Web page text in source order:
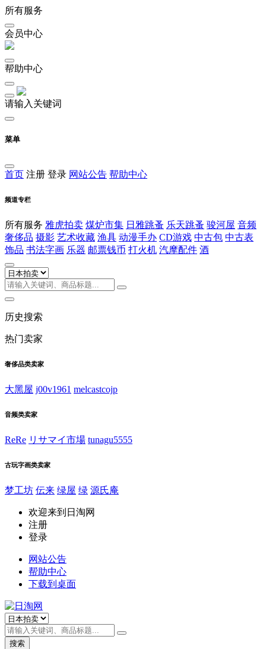
所有服务
会员中心
帮助中心
请输入关键词
菜单
首页 注册 登录 网站公告 帮助中心
频道专栏
所有服务 雅虎拍卖 煤炉市集 日雅跳蚤 乐天跳蚤 骏河屋 音频
奢侈品 摄影 艺术收藏 渔具 动漫手办 CD游戏 中古包 中古表
饰品 书法字画 乐器 邮票钱币 打火机 汽摩配件 酒
历史搜索
热门卖家
奢侈品类卖家
大黑屋 j00v1961 melcastcojp
音频类卖家
ReRe リサマイ市場 tunagu5555
古玩字画类卖家
梦工坊 伝来 绿屋 绿 源氏庵
欢迎来到日淘网
注册
登录
网站公告
帮助中心
下载到桌面
搜索